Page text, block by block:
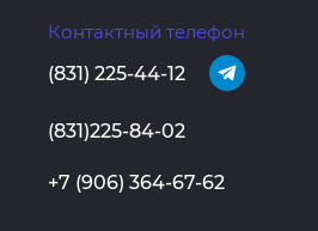
Контактный телефон
(831) 225-44-12
(831)225-84-02
+7 (906) 364-67-62